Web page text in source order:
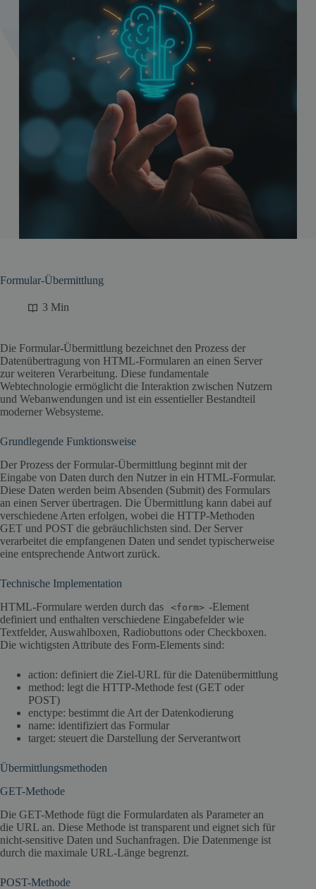
Formular-Übermittlung
3 Min
Die Formular-Übermittlung bezeichnet den Prozess der
Datenübertragung von HTML-Formularen an einen Server
zur weiteren Verarbeitung. Diese fundamentale
Webtechnologie ermöglicht die Interaktion zwischen Nutzern
und Webanwendungen und ist ein essentieller Bestandteil
moderner Websysteme.
Grundlegende Funktionsweise
Der Prozess der Formular-Übermittlung beginnt mit der
Eingabe von Daten durch den Nutzer in ein HTML-Formular.
Diese Daten werden beim Absenden (Submit) des Formulars
an einen Server übertragen. Die Übermittlung kann dabei auf
verschiedene Arten erfolgen, wobei die HTTP-Methoden
GET und POST die gebräuchlichsten sind. Der Server
verarbeitet die empfangenen Daten und sendet typischerweise
eine entsprechende Antwort zurück.
Technische Implementation
HTML-Formulare werden durch das
<form> -Element
definiert und enthalten verschiedene Eingabefelder wie
Textfelder, Auswahlboxen, Radiobuttons oder Checkboxen.
Die wichtigsten Attribute des Form-Elements sind:
action: definiert die Ziel-URL für die Datenübermittlung
method: legt die HTTP-Methode fest (GET oder
POST)
enctype: bestimmt die Art der Datenkodierung
name: identifiziert das Formular
target: steuert die Darstellung der Serverantwort
Übermittlungsmethoden
GET-Methode
Die GET-Methode fügt die Formulardaten als Parameter an
die URL an. Diese Methode ist transparent und eignet sich für
nicht-sensitive Daten und Suchanfragen. Die Datenmenge ist
durch die maximale URL-Länge begrenzt.
POST-Methode